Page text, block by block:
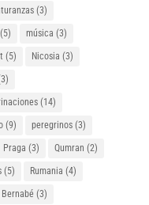
(3)
(5) música (3)
(5) Nicosia (3)
(14)
(9) peregrinos(3)
Praga (3) Qumran (2)
(5) Rumania (4)
Bernabé (3)